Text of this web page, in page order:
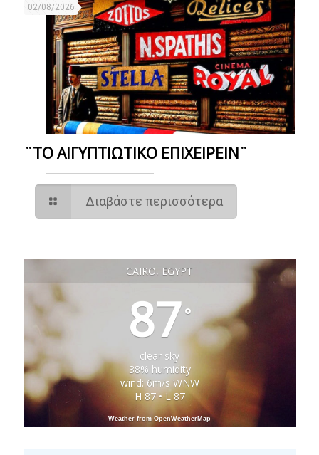
02/08/2026
¨ΤΟ ΑΙΓΥΠΤΙΩΤΙΚΟ ΕΠΙΧΕΙΡΕΙΝ¨
Διαβάστε περισσότερα
CAIRO, EGYPT
87°
clear sky
38% humidity
wind: 6m/s WNW
H 87 • L 87
Weather from OpenWeatherMap